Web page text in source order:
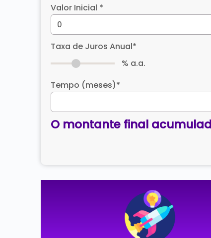
Valor Inicial *
Taxa de Juros Anual*
% a.a.
Tempo (meses)*
O montante final